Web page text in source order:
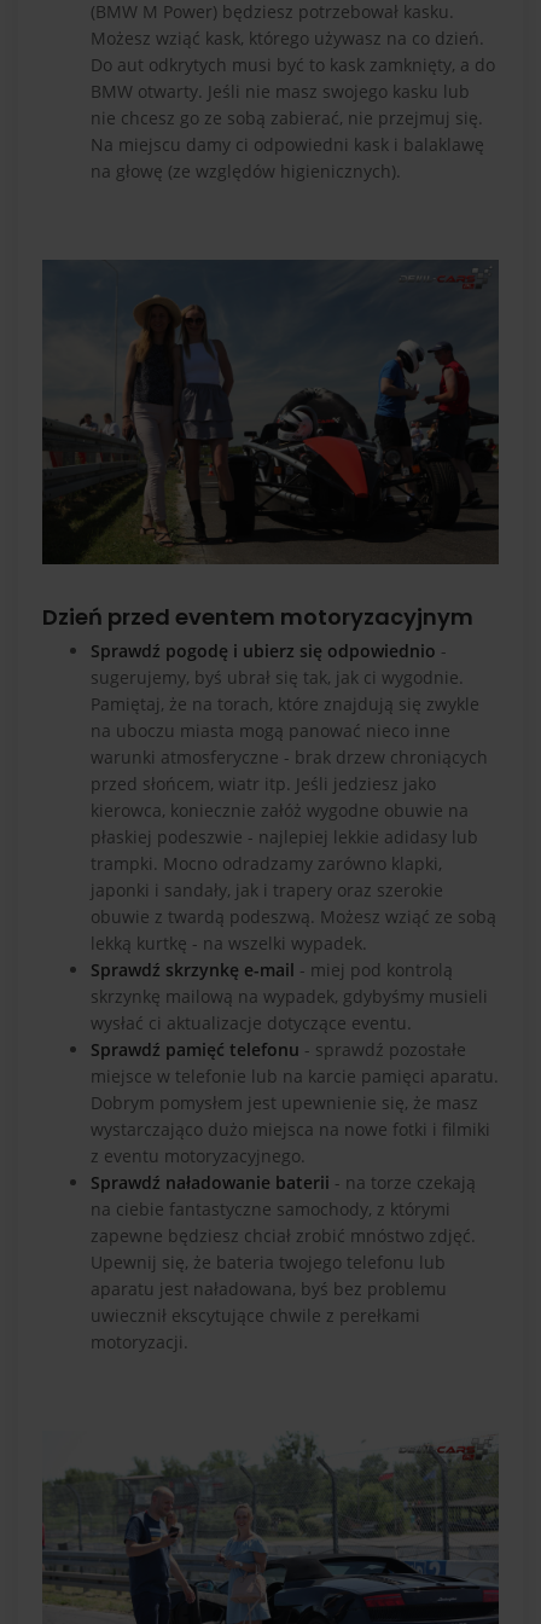
(BMW M Power) będziesz potrzebował kasku.
Możesz wziąć kask, którego używasz na co dzień.
Do aut odkrytych musi być to kask zamknięty, a do
BMW otwarty. Jeśli nie masz swojego kasku lub
nie chcesz go ze sobą zabierać, nie przejmuj się.
Na miejscu damy ci odpowiedni kask i balaklawę
na głowę (ze względów higienicznych).
Dzień przed eventem motoryzacyjnym
Sprawdź pogodę i ubierz się odpowiednio -
sugerujemy, byś ubrał się tak, jak ci wygodnie.
Pamiętaj, że na torach, które znajdują się zwykle
na uboczu miasta mogą panować nieco inne
warunki atmosferyczne - brak drzew chroniących
przed słońcem, wiatr itp. Jeśli jedziesz jako
kierowca, koniecznie załóż wygodne obuwie na
płaskiej podeszwie - najlepiej lekkie adidasy lub
trampki. Mocno odradzamy zarówno klapki,
japonki i sandały, jak i trapery oraz szerokie
obuwie z twardą podeszwą. Możesz wziąć ze sobą
lekką kurtkę - na wszelki wypadek.
Sprawdź skrzynkę e-mail - miej pod kontrolą
skrzynkę mailową na wypadek, gdybyśmy musieli
wysłać ci aktualizacje dotyczące eventu.
Sprawdź pamięć telefonu - sprawdź pozostałe
miejsce w telefonie lub na karcie pamięci aparatu.
Dobrym pomysłem jest upewnienie się, że masz
wystarczająco dużo miejsca na nowe fotki i filmiki
z eventu motoryzacyjnego.
Sprawdź naładowanie baterii - na torze czekają
na ciebie fantastyczne samochody, z którymi
zapewne będziesz chciał zrobić mnóstwo zdjęć.
Upewnij się, że bateria twojego telefonu lub
aparatu jest naładowana, byś bez problemu
uwiecznił ekscytujące chwile z perełkami
motoryzacji.